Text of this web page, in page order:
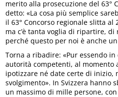
merito alla prosecuzione del 63°
detto: «La cosa più semplice
il 63° Concorso regionale slitta al
ma c’è tanta voglia di ripartire,
perché questo per noi è anche
Torna a ribadire: «Pur essendo
autorità competenti, al momento
ipotizzare né date certe di inizio,
svolgimento». In Svizzera hanno
un massimo di mille persone,